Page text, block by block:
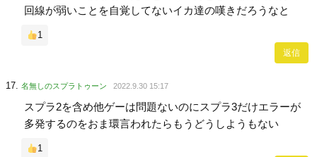
回線が弱いことを自覚してないイカ達の嘆きだろうなと
1
返信
名無しのスプラトゥーン 2022.9.30 15:17
スプラ2を含め他ゲーは問題ないのにスプラ3だけエラーが
多発するのをおま環言われたらもうどうしようもない
1